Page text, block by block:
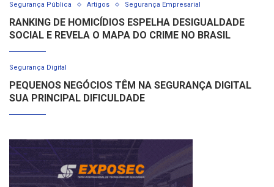
Segurança Pública Artigos Segurança Empresarial
RANKING DE HOMICÍDIOS ESPELHA DESIGUALDADE
SOCIAL E REVELA O MAPA DO CRIME NO BRASIL
Segurança Digital
PEQUENOS NEGÓCIOS TÊM NA SEGURANÇA DIGITAL
SUA PRINCIPAL DIFICULDADE